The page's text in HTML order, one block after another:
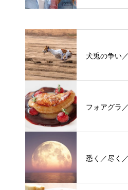
犬兎の争い
フォアグラ
悉く／尽く